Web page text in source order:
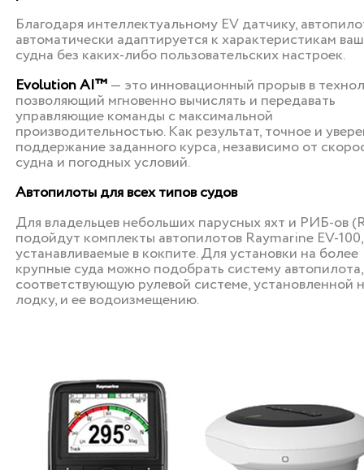
Благодаря интеллектуальному EV датчику,
автоматически адаптируется к характеристикам
судна без каких-либо пользовательских настроек.
Evolution AI™— это инновационный прорыв в
позволяющий мгновенно вычислять и передавать
управляющие команды с максимальной
производительностью. Как результат, точное и
поддержание заданного курса, независимо от
судна и погодных условий.
Автопилоты для всех типов судов
Для владельцев небольших парусных яхт и РИБ-ов
подойдут комплекты автопилотов Raymarine EV-100,
устанавливаемые в кокпите. Для установки на более
крупные суда можно подобрать систему автопилота,
соответствующую рулевой системе, установленной
лодку, и ее водоизмещению.